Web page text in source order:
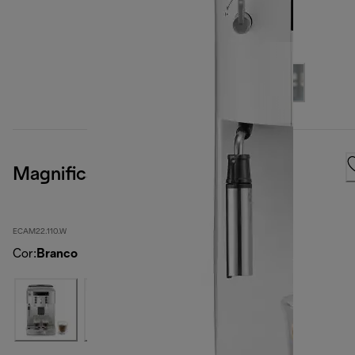
Magnifica S, White
ECAM22.110.W
Cor: Branco